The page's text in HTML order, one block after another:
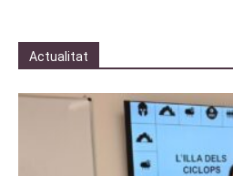
Actualitat